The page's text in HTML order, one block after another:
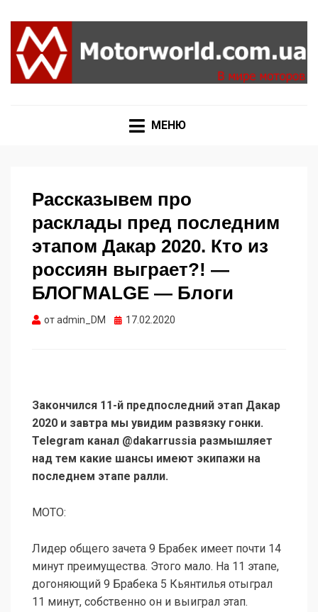
МЕНЮ
Рассказывем про
расклады пред последним
этапом Дакар 2020. Кто из
россиян выграет?! —
БЛОГMALGE — Блоги
отadmin_DM Опубликовано
17.02.2020
Закончился 11-й предпоследний этап Дакар
2020 и завтра мы увидим развязку гонки.
Telegram канал @dakarrussia размышляет
над тем какие шансы имеют экипажи на
последнем этапе ралли.
МОТО:
Лидер общего зачета 9 Брабек имеет почти 14
минут преимущества. Этого мало. На 11 этапе,
догоняющий 9 Брабека 5 Кьянтилья отыграл
11 минут, собственно он и выиграл этап.